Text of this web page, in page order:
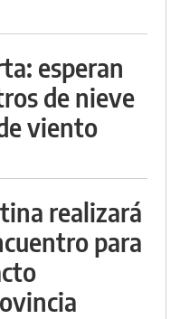
esperan
de nieve
viento
realizará
para